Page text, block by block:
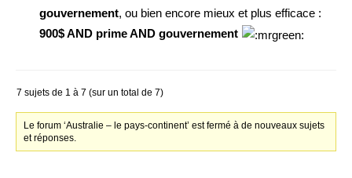
gouvernement, ou bien encore mieux et plus efficace :
900$ AND prime AND gouvernement
7 sujets de 1 à 7 (sur un total de 7)
Le forum ‘Australie – le pays-continent’ est fermé à de nouveaux sujets
et réponses.